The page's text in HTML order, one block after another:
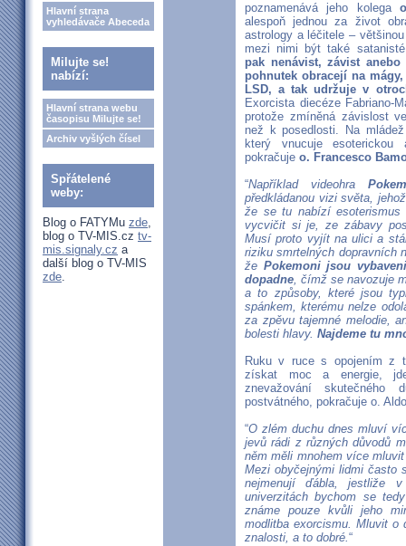
Hlavní strana
vyhledávače Abeceda
Milujte se!
nabízí:
Hlavní strana webu
časopisu Milujte se!
Archiv vyšlých čísel
Spřátelené
weby:
Blog o FATYMu zde,
blog o TV-MIS.cz tv-
mis.signaly.cz a
další blog o TV-MIS
zde.
poznamenává jeho kolega
alespoň jednou za život
astrology a léčitele –
mezi nimi být také
pak nenávist, závist
pohnutek obracejí na
LSD, a tak udržuje v
Exorcista diecéze Fabriano-
protože zmíněná závislost
než k posedlosti. Na
který vnucuje esoterickou
pokračuje o. Francesco
“Například videohra
předkládanou vizi světa,
že se tu nabízí esoterismus
vycvičit si je, ze zábavy
Musí proto vyjít na ulici a
riziku smrtelných dopravních
že Pokemoni jsou
dopadne, čímž se navozuje
a to způsoby, které jsou
spánkem, kterému nelze
za zpěvu tajemné melodie,
bolesti hlavy. Najdeme tu
Ruku v ruce s opojením z
získat moc a energie,
znevažování
postvátného, pokračuje o.
“O zlém duchu dnes mluví
jevů rádi z různých důvodů
něm měli mnohem více
Mezi obyčejnými lidmi často
nejmenují ďábla, jestliže
univerzitách bychom se
známe pouze kvůli jeho
modlitba exorcismu. Mluvit o
znalosti, a to dobré.“